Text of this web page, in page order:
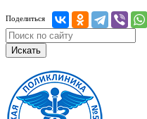
Поделиться
Искать